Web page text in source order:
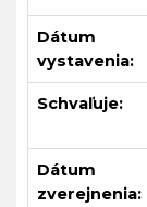
Dátum
vystavenia:
Schvaľuje:
Dátum
zverejnenia: